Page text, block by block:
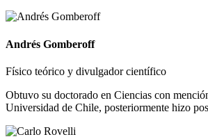
Andrés Gomberoff
Físico teórico y divulgador científico
Obtuvo su doctorado en Ciencias con
Universidad de Chile, posteriormente hizo